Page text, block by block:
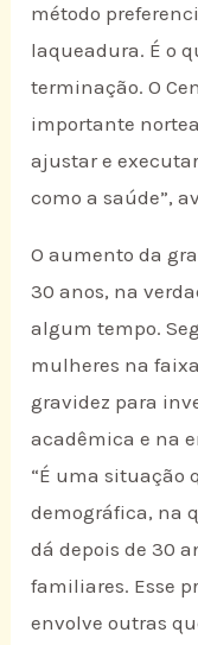
método
laqueadura. É o
terminação. O
importante
ajustar e
como a saúde”,
O aumento da
30 anos, na
algum tempo.
mulheres na
gravidez para
acadêmica e na
“É uma situação
demográfica, na
dá depois de 30
familiares. Esse
envolve outras